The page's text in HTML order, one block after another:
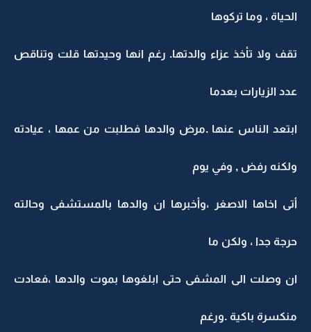
الحياة ، وما تركوها
تقف ولا تأخذ عزاء والدتها. رغم انها وحيدتها قلت وتناقص
عدد الزيارات بعدما
ابتعد الناس عنها .مرض والدها فطلبت من عمها ، عيادته
ولكنه رفض , وفي يوم
أتى اخاها الاصغر ،وأخبرها ان والدها بالمستشفى وحالته
حرجة جدا ، ولكن ما
ان وصلت الى المشفى حتى ابلغوها بموت والدها ،فعادت
منكسرة باكية .ورغم